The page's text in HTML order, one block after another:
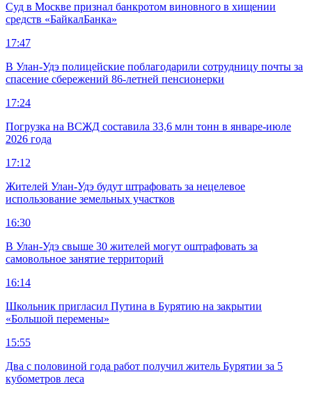
Суд в Москве признал банкротом виновного в хищении
средств «БайкалБанка»
17:47
В Улан-Удэ полицейские поблагодарили сотрудницу почты за
спасение сбережений 86-летней пенсионерки
17:24
Погрузка на ВСЖД составила 33,6 млн тонн в январе-июле
2026 года
17:12
Жителей Улан-Удэ будут штрафовать за нецелевое
использование земельных участков
16:30
В Улан-Удэ свыше 30 жителей могут оштрафовать за
самовольное занятие территорий
16:14
Школьник пригласил Путина в Бурятию на закрытии
«Большой перемены»
15:55
Два с половиной года работ получил житель Бурятии за 5
кубометров леса